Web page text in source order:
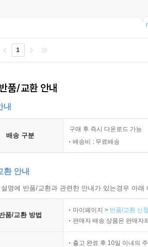
1
품/교환 안내
내
배송 구분
구매 후 즉시 다운로드 가능
배송비 : 무료배송
환 안내
명에 반품/교환과 관련한 안내가 있는경우 아
품/교환 방법
마이페이지 > 반품/교환 신
판매자 배송 상품은 판매자
출고 완료 후 10일 이내의